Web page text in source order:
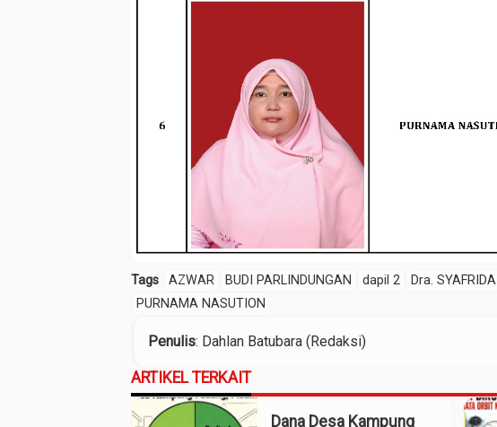
Tags AZWAR BUDI PARLINDUNGAN dapil 2 Dra. SYAFRIDA
PURNAMA NASUTION
Penulis: Dahlan Batubara (Redaksi)
ARTIKEL TERKAIT
Dana Desa Kampung